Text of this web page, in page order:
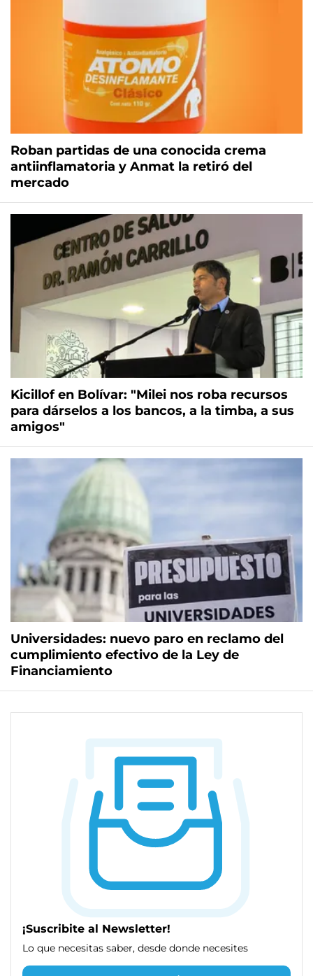
Roban partidas de una conocida crema
antiinflamatoria y Anmat la retiró del
mercado
Kicillof en Bolívar: "Milei nos roba recursos
para dárselos a los bancos, a la timba, a sus
amigos"
Universidades: nuevo paro en reclamo del
cumplimiento efectivo de la Ley de
Financiamiento
¡Suscribite al Newsletter!
Lo que necesitas saber, desde donde necesites